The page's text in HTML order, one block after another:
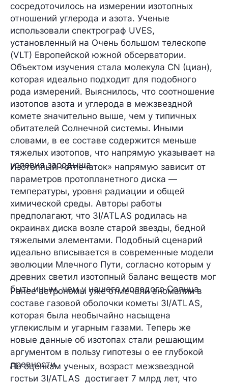
сосредоточилось на измерении изотопных
отношений углерода и азота. Ученые
использовали спектрограф UVES,
установленный на Очень большом телескопе
(VLT) Европейской южной обсерватории.
Объектом изучения стала молекула CN (циан),
которая идеально подходит для подобного
рода измерений. Выяснилось, что соотношение
изотопов азота и углерода в межзвездной
комете значительно выше, чем у типичных
обитателей Солнечной системы. Иными
словами, в ее составе содержится меньше
тяжелых изотопов, что напрямую указывает на
условия зародыша.
Изотопный «отпечаток» напрямую зависит от
параметров протопланетного диска —
температуры, уровня радиации и общей
химической среды. Авторы работы
предполагают, что 3I/ATLAS родилась на
окраинах диска возле старой звезды, бедной
тяжелыми элементами. Подобный сценарий
идеально вписывается в современные модели
эволюции Млечного Пути, согласно которым у
древних светил изотопный баланс веществ мог
быть иным, чем у нашего молодого Солнца.
Ранее астрономы уже отмечали аномалии в
составе газовой оболочки кометы 3I/ATLAS,
которая была необычайно насыщена
углекислым и угарным газами. Теперь же
новые данные об изотопах стали решающим
аргументом в пользу гипотезы о ее глубокой
древности.
По оценкам ученых, возраст межзвездной
гостьи 3I/ATLAS достигает 7 млрд лет, что